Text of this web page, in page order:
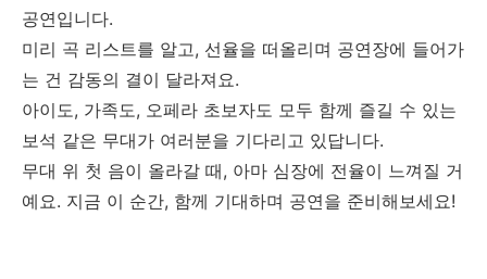
공연입니다.
미리 곡 리스트를 알고, 선율을 떠올리며 공연장에 들어가
는 건 감동의 결이 달라져요.
아이도, 가족도, 오페라 초보자도 모두 함께 즐길 수 있는
보석 같은 무대가 여러분을 기다리고 있답니다.
무대 위 첫 음이 올라갈 때, 아마 심장에 전율이 느껴질 거
예요. 지금 이 순간, 함께 기대하며 공연을 준비해보세요!